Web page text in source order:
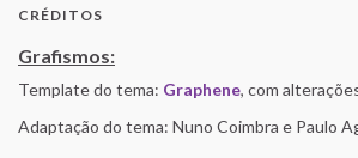
CRÉDITOS
Grafismos:
Template do tema: Graphene, com
Adaptação do tema: Nuno Coimbra e Paulo